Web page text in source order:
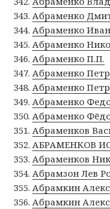
Абраменко
Абраменко
Абраменко
Абраменко П.П.
Абраменко
Абраменко
Абраменко
Абраменко
Абраменков
АБРАМЕНКОВ
Абраменков
Абрамзон Лев
Абрамкин
Абрамкин